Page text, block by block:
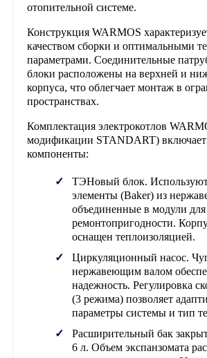
отопительной системе.
Конструкция WARMOS
качеством сборки и оптимальными
параметрами. Соединительные
блоки расположены на верхней и
корпуса, что облегчает монтаж в
пространствах.
Комплектация электрокотлов
модификации STANDART)
компоненты:
ТЭНовый блок.
элементы (Baker) из
объединенные в модули
ремонтопригодности.
оснащен теплоизоляцией.
Циркуляционный насос.
нержавеющим валом
надежность. Регулировка
(3 режима) позволяет
параметры системы и тип
Расширительный бак
6 л. Объем экспанзомата